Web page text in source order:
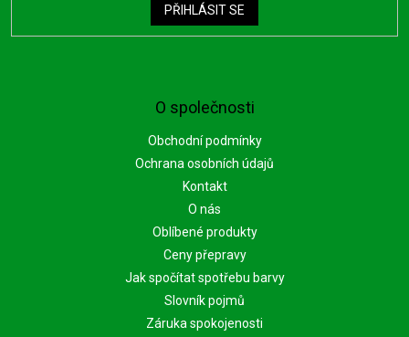
O společnosti
Obchodní podmínky
Ochrana osobních údajů
Kontakt
O nás
Oblíbené produkty
Ceny přepravy
Jak spočítat spotřebu barvy
Slovník pojmů
Záruka spokojenosti
PŘIHLÁSIT SE